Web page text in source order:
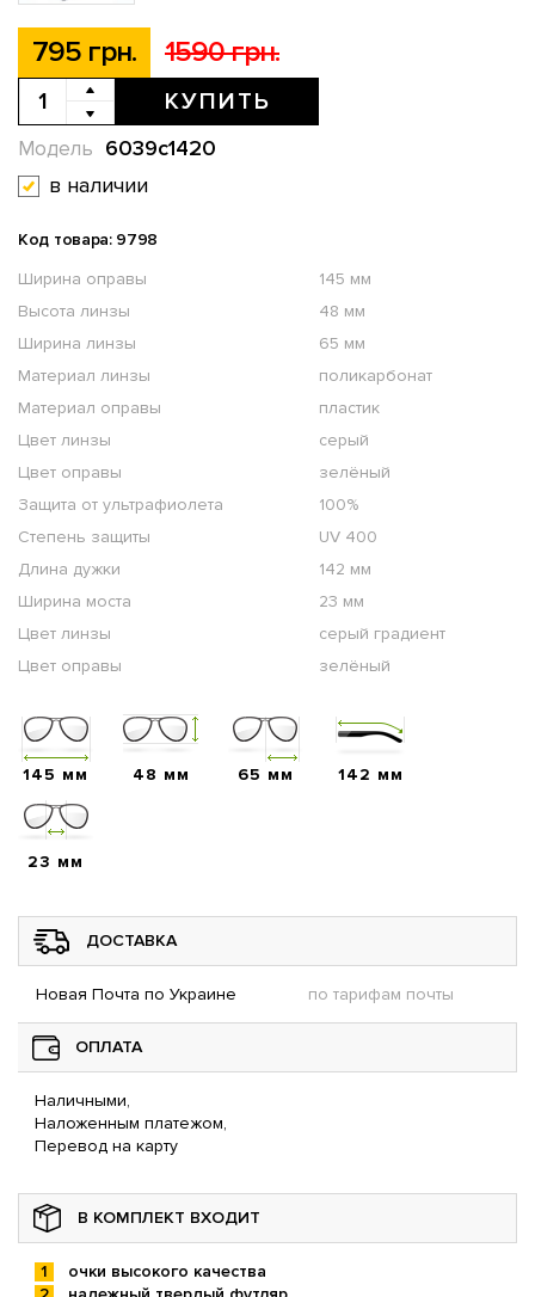
795 грн. 1590 грн.
КУПИТЬ
6039c1420
Модель
в наличии
Код товара: 9798
Ширина оправы
145 мм
Высота линзы
48 мм
Ширина линзы
65 мм
Материал линзы
поликарбонат
Материал оправы
пластик
Цвет линзы
серый
Цвет оправы
зелёный
Защита от ультрафиолета
100%
Степень защиты
UV 400
Длина дужки
142 мм
Ширина моста
23 мм
Цвет линзы
серый градиент
Цвет оправы
зелёный
145 мм 48 мм 65 мм 142 мм
23 мм
ДОСТАВКА
Новая Почта по Украине по тарифам почты
ОПЛАТА
Наличными,
Наложенным платежом,
Перевод на карту
В КОМПЛЕКТ ВХОДИТ
очки высокого качества